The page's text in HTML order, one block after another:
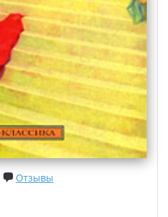
Отзывы